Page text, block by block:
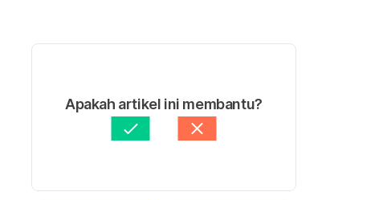
Apakah artikel ini membantu?